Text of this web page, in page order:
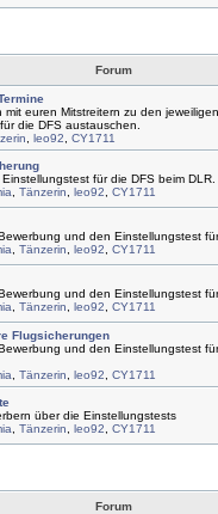
Forum
mit euren Mitstreitern zu den
die DFS austauschen.
leo92 CY1711
für die DFS beim DLR.
Tänzerin leo92 CY1711
und den Einstellungstest
Tänzerin leo92 CY1711
und den Einstellungstest
Tänzerin leo92 CY1711
Flugsicherungen
und den Einstellungstest
Tänzerin leo92 CY1711
über die Einstellungstests
Tänzerin leo92 CY1711
Forum